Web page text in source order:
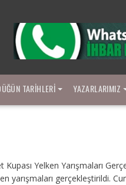
TARIHLERI YAZARLARIMIZ
Yelken Yarışmaları
yarışmaları gerçekleştirildi.